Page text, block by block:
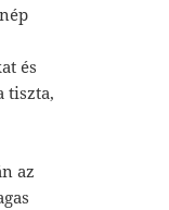
és
tiszta,
az